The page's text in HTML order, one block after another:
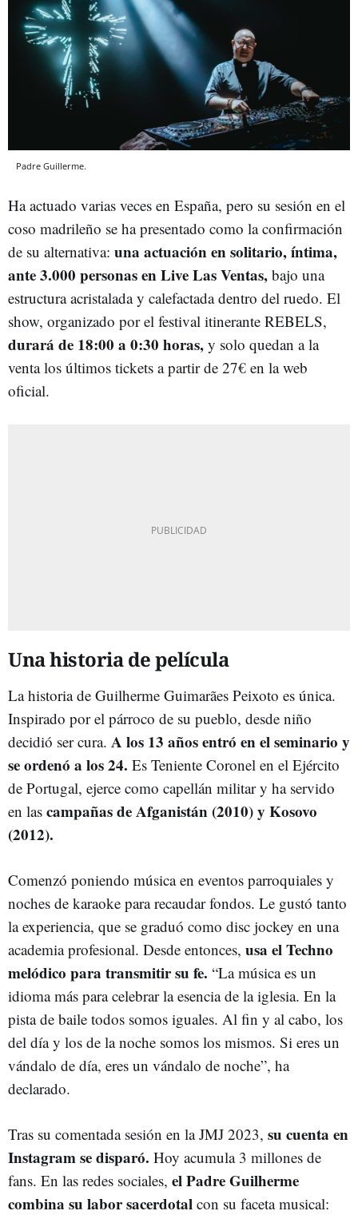
Padre Guillerme.
Ha actuado varias veces en España, pero su sesión en el
coso madrileño se ha presentado como la confirmación
de su alternativa: una actuación en solitario, íntima,
ante 3.000 personas en Live Las Ventas, bajo una
estructura acristalada y calefactada dentro del ruedo. El
show, organizado por el festival itinerante REBELS,
durará de 18:00 a 0:30 horas, y solo quedan a la
venta los últimos tickets a partir de 27€ en la web
oficial.
Una historia de película
La historia de Guilherme Guimarães Peixoto es única.
Inspirado por el párroco de su pueblo, desde niño
decidió ser cura. A los 13 años entró en el seminario y
se ordenó a los 24. Es Teniente Coronel en el Ejército
de Portugal, ejerce como capellán militar y ha servido
en las campañas de Afganistán (2010) y Kosovo
(2012).
Comenzó poniendo música en eventos parroquiales y
noches de karaoke para recaudar fondos. Le gustó tanto
la experiencia, que se graduó como disc jockey en una
academia profesional. Desde entonces, usa el Techno
melódico para transmitir su fe. “La música es un
idioma más para celebrar la esencia de la iglesia. En la
pista de baile todos somos iguales. Al fin y al cabo, los
del día y los de la noche somos los mismos. Si eres un
vándalo de día, eres un vándalo de noche”, ha
declarado.
Tras su comentada sesión en la JMJ 2023, su cuenta en
Instagram se disparó. Hoy acumula 3 millones de
fans. En las redes sociales, el Padre Guilherme
combina su labor sacerdotal con su faceta musical: